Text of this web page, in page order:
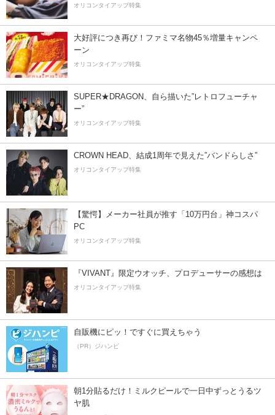
オリコンタイアップ特集
大好評につき再び！ファミマ名物45％増量キャンペ
ーン
オリコンタイアップ特集
SUPER★DRAGON、自ら描いた”レトロフューチャ
ー”
オリコンタイアップ特集
CROWN HEAD、結成1周年で見えた”バンドらしさ”
オリコンタイアップ特集
【驚愕】メーカー社員が推す「10万円台」神コスパ
PC
オリコンタイアップ特集
『VIVANT』限定ウオッチ、プロデューサーの感想は
オリコンタイアップ特集
自販機にピッ！ですぐに買えちゃう
（PR）ジハンピ
朝1分貼るだけ！ミルクピールで一日中ずっとうるツ
ヤ肌